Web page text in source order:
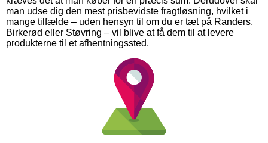
man udse dig den mest prisbevidste fragtløsning, hvilket i
mange tilfælde – uden hensyn til om du er tæt på Randers,
Birkerød eller Støvring – vil blive at få dem til at levere
produkterne til et afhentningssted.